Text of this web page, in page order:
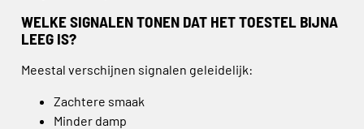
WELKE SIGNALEN TONEN DAT HET TOESTEL BIJNA
LEEG IS?
Meestal verschijnen signalen geleidelijk:
Zachtere smaak
Minder damp